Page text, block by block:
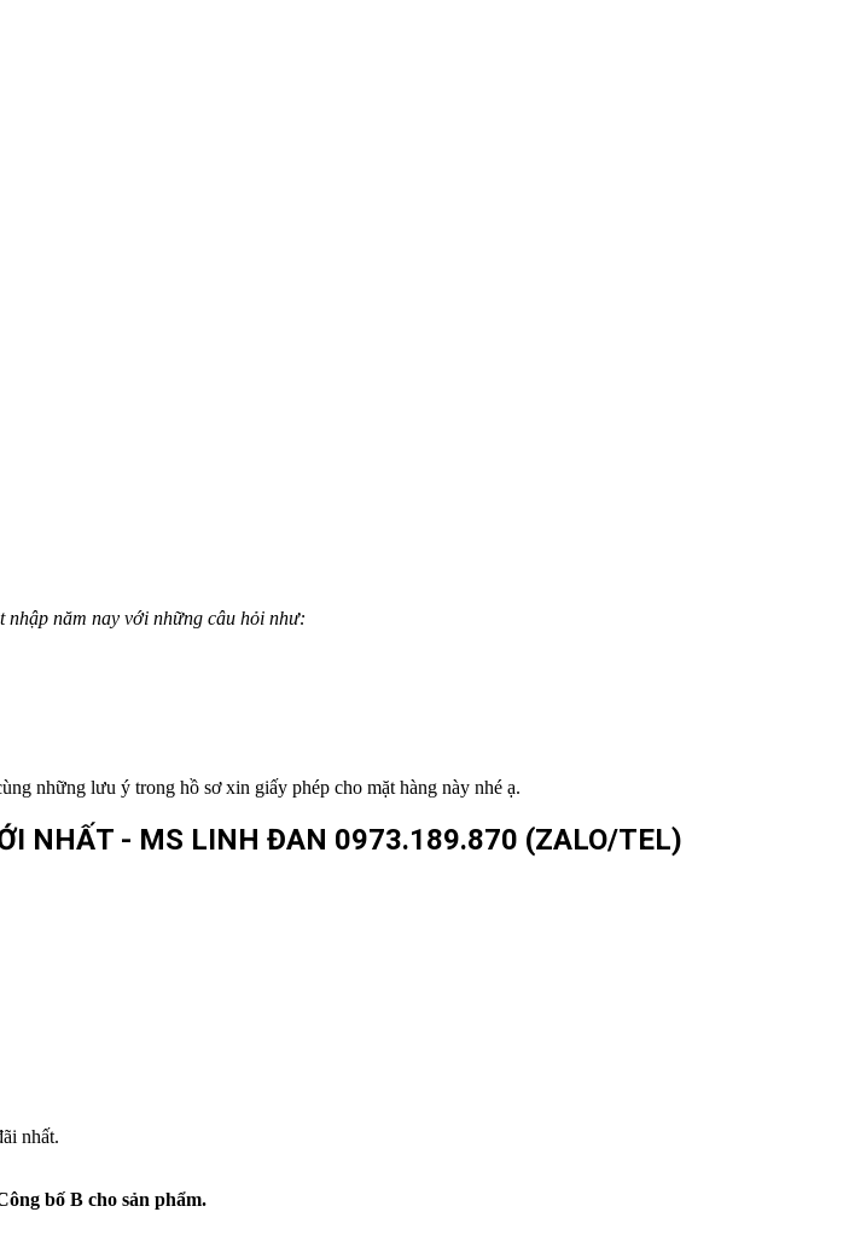
nhập năm nay với những câu hỏi như:
những lưu ý trong hồ sơ xin giấy phép cho mặt hàng này nhé ạ.
NHẤT - MS LINH ĐAN 0973.189.870 (ZALO/TEL)
nhất.
bố B cho sản phẩm.